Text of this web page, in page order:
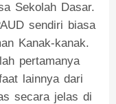
Sekolah Dasar.
sendiri biasa
Kanak-kanak.
pertamanya
lainnya dari
secara jelas di